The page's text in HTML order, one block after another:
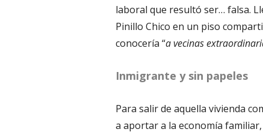
laboral que resultó ser… falsa.
Pinillo Chico en un piso
conocería “a vecinas
Inmigrante y sin papeles
Para salir de aquella vivienda
a aportar a la economía